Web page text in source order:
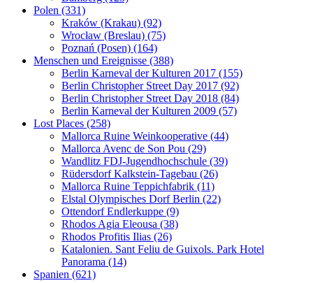
Polen (331)
Kraków (Krakau) (92)
Wrocław (Breslau) (75)
Poznań (Posen) (164)
Menschen und Ereignisse (388)
Berlin Karneval der Kulturen 2017 (155)
Berlin Christopher Street Day 2017 (92)
Berlin Christopher Street Day 2018 (84)
Berlin Karneval der Kulturen 2009 (57)
Lost Places (258)
Mallorca Ruine Weinkooperative (44)
Mallorca Avenc de Son Pou (29)
Wandlitz FDJ-Jugendhochschule (39)
Rüdersdorf Kalkstein-Tagebau (26)
Mallorca Ruine Teppichfabrik (11)
Elstal Olympisches Dorf Berlin (22)
Ottendorf Endlerkuppe (9)
Rhodos Agia Eleousa (38)
Rhodos Profitis Ilias (26)
Katalonien. Sant Feliu de Guixols. Park Hotel
Panorama (14)
Spanien (621)